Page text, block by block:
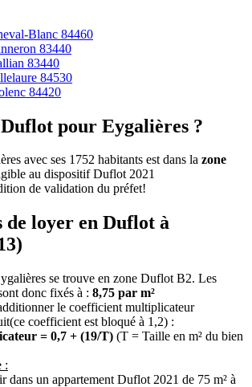
Blanc 84460
83440
83440
84530
84420
pour Eygalières ?
avec ses 1752 habitants est dans la zone
au dispositif Duflot 2021
de validation du préfet!
de loyer en Duflot à
se trouve en zone Duflot B2. Les
donc fixés à : 8,75 par m²
le coefficient multiplicateur
coefficient est bloqué à 1,2) :
= 0,7 + (19/T) (T = Taille en m² du bien
:
dans un appartement Duflot 2021 de 75 m² à